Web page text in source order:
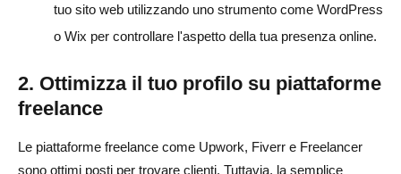
tuo sito web utilizzando uno strumento come WordPress
o Wix per controllare l'aspetto della tua presenza online.
2. Ottimizza il tuo profilo su piattaforme
freelance
Le piattaforme freelance come Upwork, Fiverr e Freelancer
sono ottimi posti per trovare clienti. Tuttavia, la semplice